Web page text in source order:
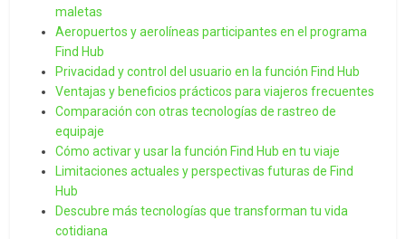
maletas
Aeropuertos y aerolíneas participantes en el programa
Find Hub
Privacidad y control del usuario en la función Find Hub
Ventajas y beneficios prácticos para viajeros frecuentes
Comparación con otras tecnologías de rastreo de
equipaje
Cómo activar y usar la función Find Hub en tu viaje
Limitaciones actuales y perspectivas futuras de Find
Hub
Descubre más tecnologías que transforman tu vida
cotidiana